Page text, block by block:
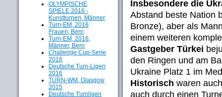
OLYMPISCHE
SPIELE 2016 -
Kunstturnen, Männer
Turn-EM, 2016
Frauen, Bern
Turn-EM, 2016,
Männer, Bern
Challenge Cup-Serie
2016
Deutsche Turn-Ligen
2016
TURN-WM, Glasgow
2015
Deutsche Turnligen
Insbesondere die
Abstand beste Nation
Bronze), aber als
einem weiteren
Gastgeber Türkei
den Ringen und am
Ukraine Platz 1 im
Historisch waren
auch durch einen